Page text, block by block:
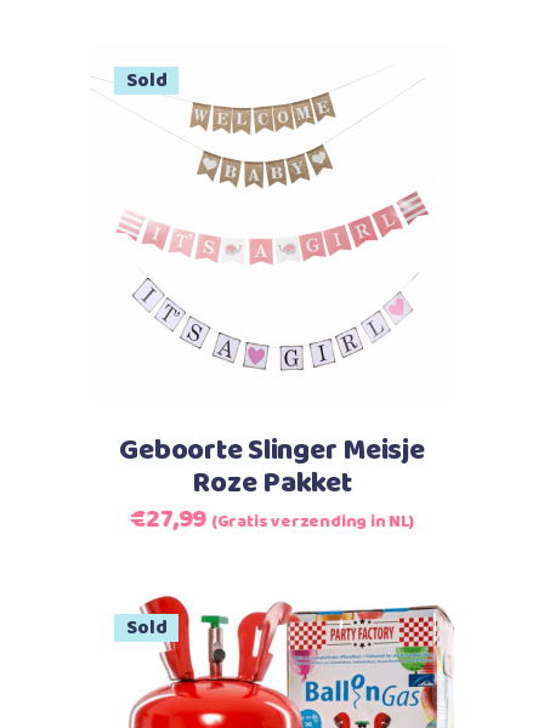
Sold
Lees verder
Geboorte Slinger Meisje
Roze Pakket
Oorspronkelijke
€27,99.
€27,99Huidige
€27,99.
(Gratis verzending in NL)
Sale
Sold